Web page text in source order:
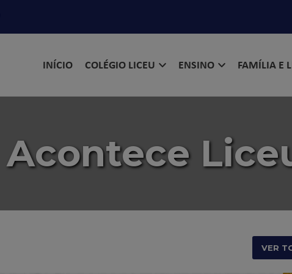
INÍCIO COLÉGIO LICEU ENSINO FAMÍLIA E
Acontece
VER